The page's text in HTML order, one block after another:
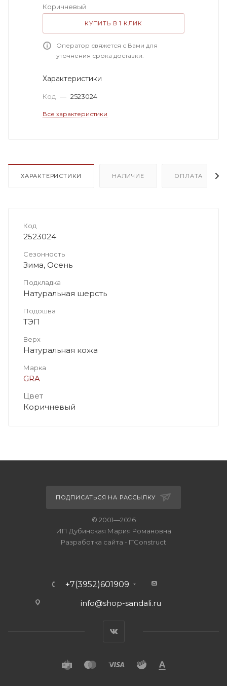
Коричневый
КУПИТЬ В 1 КЛИК
Оператор свяжется с Вами для
уточнения срока доставки.
Характеристики
Код — 2523024
Все характеристики
ХАРАКТЕРИСТИКИ НАЛИЧИЕ ОПЛАТА
Код
2523024
Сезонность
Зима, Осень
Подкладка
Натуральная шерсть
Подошва
ТЭП
Верх
Натуральная кожа
Марка
GRA
Цвет
Коричневый
ПОДПИСАТЬСЯ НА РАССЫЛКУ
© 2001—2026
ИП Дубинская Мария Романовна
Разработка сайта - ITConstruct
+7(3952)601909
info@shop-sandali.ru